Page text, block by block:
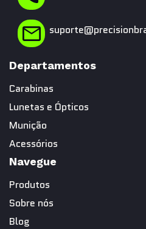
Departamentos
Carabinas
Lunetas e Ópticos
Munição
Acessórios
Navegue
Produtos
Sobre nós
Blog